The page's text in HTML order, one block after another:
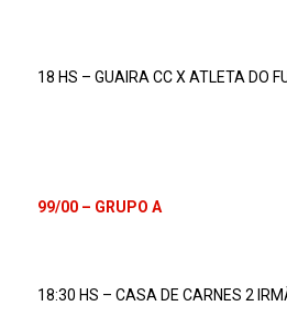
18 HS – GUAIRA CC X ATLETA DO
99/00 – GRUPO A
18:30 HS – CASA DE CARNES 2